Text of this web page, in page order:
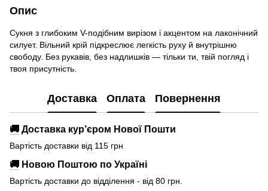
Опис
Сукня з глибоким V-подібним вирізом і акцентом на лаконічний
силует. Вільний крій підкреслює легкість руху й внутрішню
свободу. Без рукавів, без надлишків — тільки ти, твій погляд і
твоя присутність.
Доставка Оплата Повернення
🚚 Доставка кур’єром Нової Пошти
Вартість доставки від 115 грн
🚚 Новою Поштою по Україні
Вартість доставки до відділення - від 80 грн.